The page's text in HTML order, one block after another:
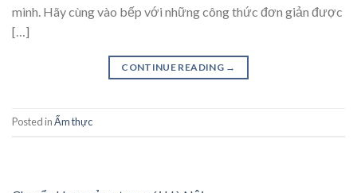
mình. Hãy cùng vào bếp với những công thức đơn giản được
[…]
CONTINUE READING →
Posted inẨm thực